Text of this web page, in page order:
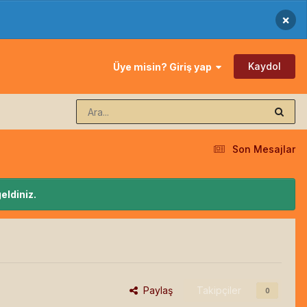
×
Üye misin? Giriş yap Kaydol
Son Mesajlar
Paylaş Takipçiler 0